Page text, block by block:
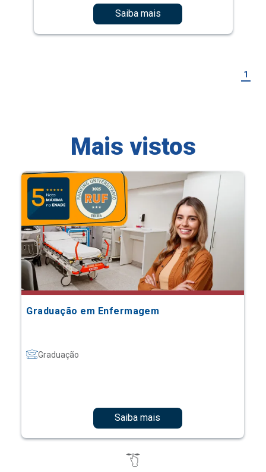
Saiba mais
1
Mais vistos
Graduação em Enfermagem
Graduação
Saiba mais